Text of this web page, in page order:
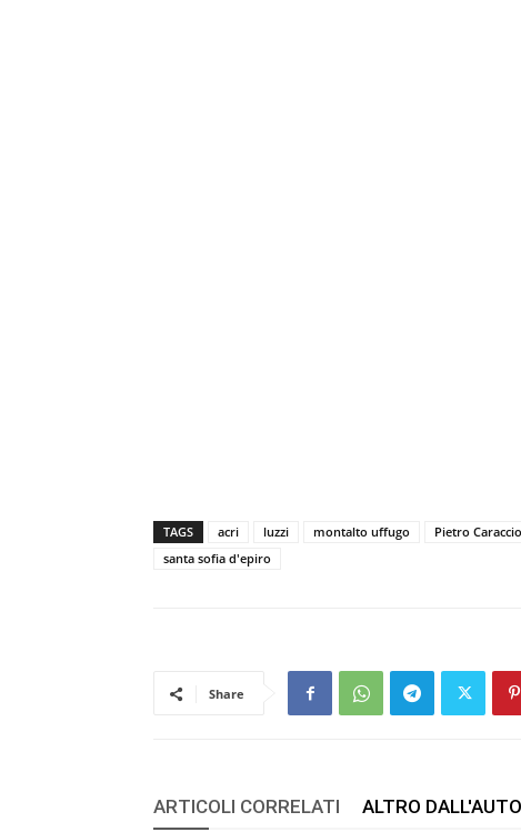
TAGS acri luzzi montalto uffugo Pietro
santa sofia d'epiro
Share
ARTICOLI CORRELATI ALTRO